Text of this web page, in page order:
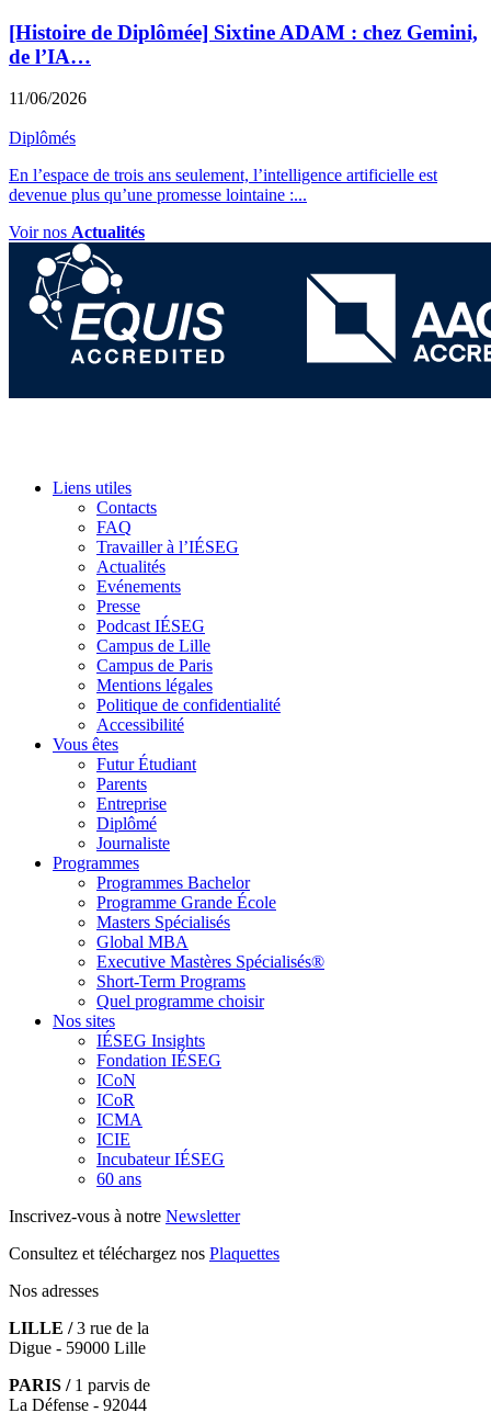
[Histoire de Diplômée] Sixtine ADAM : chez Gemini,
de l’IA…
11/06/2026
Diplômés
En l’espace de trois ans seulement, l’intelligence artificielle est
devenue plus qu’une promesse lointaine :...
Voir nos Actualités
Liens utiles
Contacts
FAQ
Travailler à l’IÉSEG
Actualités
Evénements
Presse
Podcast IÉSEG
Campus de Lille
Campus de Paris
Mentions légales
Politique de confidentialité
Accessibilité
Vous êtes
Futur Étudiant
Parents
Entreprise
Diplômé
Journaliste
Programmes
Programmes Bachelor
Programme Grande École
Masters Spécialisés
Global MBA
Executive Mastères Spécialisés®
Short-Term Programs
Quel programme choisir
Nos sites
IÉSEG Insights
Fondation IÉSEG
ICoN
ICoR
ICMA
ICIE
Incubateur IÉSEG
60 ans
Inscrivez-vous à notre Newsletter
Consultez et téléchargez nos Plaquettes
Nos adresses
LILLE /3 rue de la
Digue - 59000 Lille
PARIS /1 parvis de
La Défense - 92044